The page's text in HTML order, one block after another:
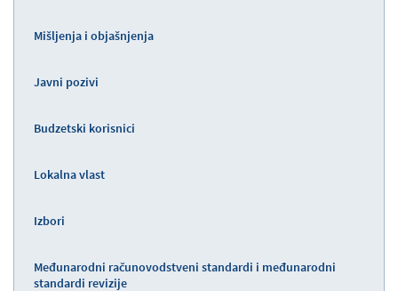
Mišljenja i objašnjenja
Javni pozivi
Budzetski korisnici
Lokalna vlast
Izbori
Međunarodni računovodstveni standardi i međunarodni
standardi revizije